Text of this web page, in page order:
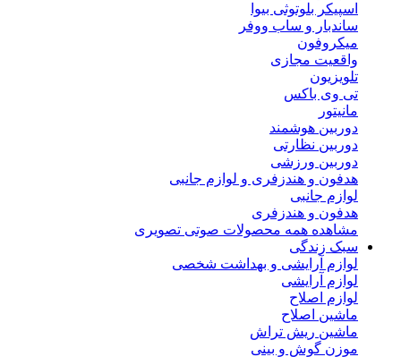
اسپیکر بلوتوثی بیوا
ساندبار و ساب ووفر
میکروفون
واقعیت مجازی
تلویزیون
تی وی باکس
مانیتور
دوربین هوشمند
دوربین نظارتی
دوربین ورزشی
هدفون و هندزفری و لوازم جانبی
لوازم جانبی
هدفون و هندزفری
مشاهده همه محصولات صوتی تصویری
سبک زندگی
لوازم آرایشی و بهداشت شخصی
لوازم آرایشی
لوازم اصلاح
ماشین اصلاح
ماشین ریش تراش
موزن گوش و بینی